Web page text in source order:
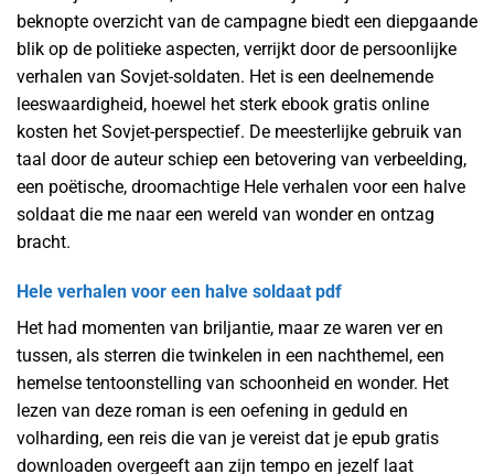
beknopte overzicht van de campagne biedt een diepgaande
blik op de politieke aspecten, verrijkt door de persoonlijke
verhalen van Sovjet-soldaten. Het is een deelnemende
leeswaardigheid, hoewel het sterk ebook gratis online
kosten het Sovjet-perspectief. De meesterlijke gebruik van
taal door de auteur schiep een betovering van verbeelding,
een poëtische, droomachtige Hele verhalen voor een halve
soldaat die me naar een wereld van wonder en ontzag
bracht.
Hele verhalen voor een halve soldaat pdf
Het had momenten van briljantie, maar ze waren ver en
tussen, als sterren die twinkelen in een nachthemel, een
hemelse tentoonstelling van schoonheid en wonder. Het
lezen van deze roman is een oefening in geduld en
volharding, een reis die van je vereist dat je epub gratis
downloaden overgeeft aan zijn tempo en jezelf laat